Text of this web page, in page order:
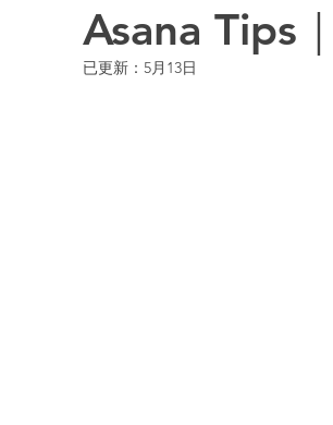
Asana Tips
已更新： 5月13日